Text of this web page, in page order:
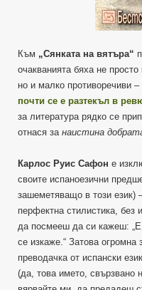
Към „Сянката на вятъра“
очакванията бяха не просто
но и малко противоречиви –
почти се е разтекъл в
за литература рядко се
отнася за наистина
Карлос Руис Сафон е
своите испаноезични
зашеметяващо в този език)
перфектна стилистика,
да посмееш да си кажеш:
се изкаже.“ Затова огромна
преводачка от испански
(да, това името, свързвано